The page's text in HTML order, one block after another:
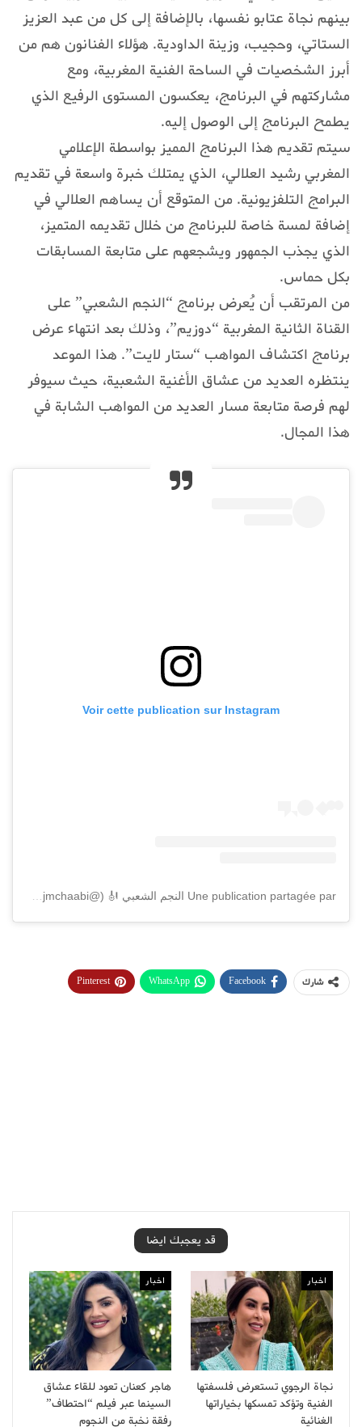
بينهم نجاة عتابو نفسها، بالإضافة إلى كل من عبد العزيز
الستاتي، وحجيب، وزينة الداودية. هؤلاء الفنانون هم من
أبرز الشخصيات في الساحة الفنية المغربية، ومع
مشاركتهم في البرنامج، يعكسون المستوى الرفيع الذي
يطمح البرنامج إلى الوصول إليه.
سيتم تقديم هذا البرنامج المميز بواسطة الإعلامي
المغربي رشيد العلالي، الذي يمتلك خبرة واسعة في تقديم
البرامج التلفزيونية. من المتوقع أن يساهم العلالي في
إضافة لمسة خاصة للبرنامج من خلال تقديمه المتميز،
الذي يجذب الجمهور ويشجعهم على متابعة المسابقات
بكل حماس.
من المرتقب أن يُعرض برنامج “النجم الشعبي” على
القناة الثانية المغربية “دوزيم”، وذلك بعد انتهاء عرض
برنامج اكتشاف المواهب “ستار لايت”. هذا الموعد
ينتظره العديد من عشاق الأغنية الشعبية، حيث سيوفر
لهم فرصة متابعة مسار العديد من المواهب الشابة في
هذا المجال.
Voir cette publication sur Instagram
شارك Facebook
WhatsApp
Pinterest
قد يعجبك ايضا
اخبار
نجاة الرجوي تستعرض فلسفتها
الفنية وتؤكد تمسكها بخياراتها
الغنائية
اخبار
هاجر كعنان تعود للقاء عشاق
السينما عبر فيلم “احتطاف”
رفقة نخبة من النجوم